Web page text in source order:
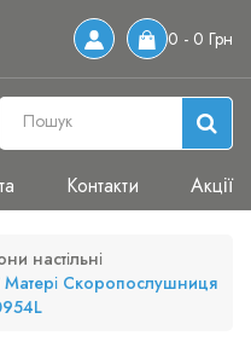
0 - 0 Грн
Контакти Акції
настільні
Скоропослушниця